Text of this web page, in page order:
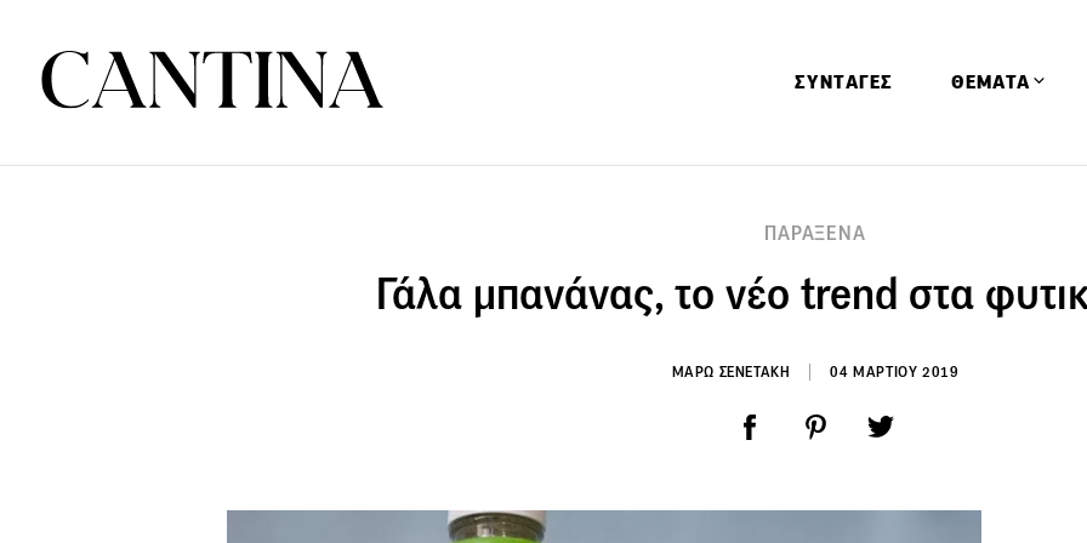
ΣΥΝΤΑΓΕΣ ΘΕΜΑΤΑ
Ειδήσεις
Έρευνες
ΠΑΡΑΞΕΝΑ
Γάλα μπανάνας, το νέο trend στα
ΜΑΡΩ ΣΕΝΕΤΑΚΗ 04 ΜΑΡΤΙΟΥ 2019